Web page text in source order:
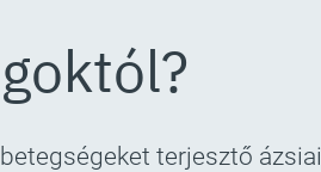
terjesztő ázsiai